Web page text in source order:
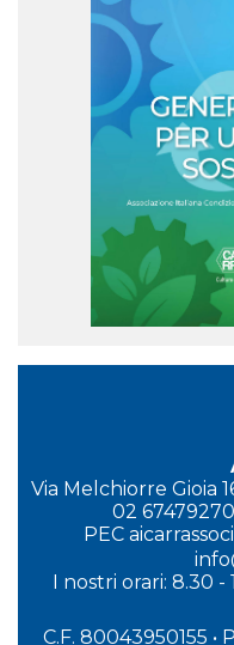
Via Melchiorre Gioia
02
PEC
I nostri orari: 8.30
C.F. 80043950155 •